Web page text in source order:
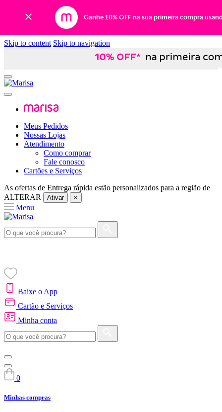
Ganhe 10% OFF na sua primeira compra
Skip to content Skip to navigation
Meus Pedidos
Nossas Lojas
Atendimento
Como comprar
Fale conosco
Cartões e Serviços
As ofertas de Entrega rápida estão personalizados para a região de
ALTERAR
Ativar ×
Menu
Baixe o App
Cartão e Serviços
Minha conta
0
Minhas compras